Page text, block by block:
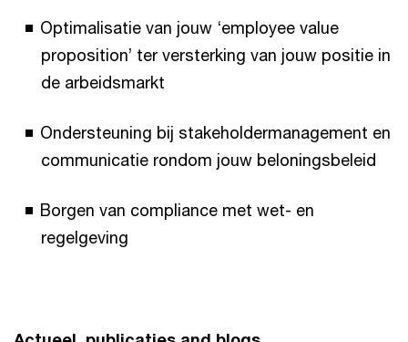
Optimalisatie van jouw ‘employee value
proposition’ ter versterking van jouw positie in
de arbeidsmarkt
Ondersteuning bij stakeholdermanagement en
communicatie rondom jouw beloningsbeleid
Borgen van compliance met wet- en
regelgeving